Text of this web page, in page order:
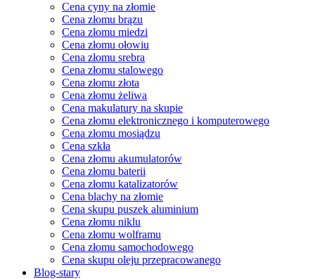
Cena cyny na złomie
Cena złomu brązu
Cena złomu miedzi
Cena złomu ołowiu
Cena złomu srebra
Cena złomu stalowego
Cena złomu złota
Cena złomu żeliwa
Cena makulatury na skupie
Cena złomu elektronicznego i komputerowego
Cena złomu mosiądzu
Cena szkła
Cena złomu akumulatorów
Cena złomu baterii
Cena złomu katalizatorów
Cena blachy na złomie
Cena skupu puszek aluminium
Cena złomu niklu
Cena złomu wolframu
Cena złomu samochodowego
Cena skupu oleju przepracowanego
Blog-stary